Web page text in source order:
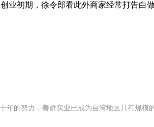
初期，徐令郎看此外商家经常打告白
年的努力，善群实业已成为台湾地区具有规模